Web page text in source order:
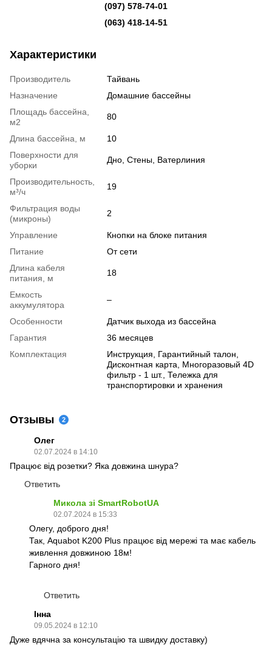
(097) 578-74-01
(063) 418-14-51
Характеристики
Производитель
Тайвань
Назначение
Домашние бассейны
Площадь бассейна,
м2
80
Длина бассейна, м
10
Поверхности для
уборки
Дно, Стены, Ватерлиния
Производительность,
м³/ч
19
Фильтрация воды
(микроны)
2
Управление
Кнопки на блоке питания
Питание
От сети
Длина кабеля
питания, м
18
Емкость
аккумулятора
–
Особенности
Датчик выхода из бассейна
Гарантия
36 месяцев
Комплектация
Инструкция, Гарантийный талон,
Дисконтная карта, Многоразовый 4D
фильтр - 1 шт., Тележка для
транспортировки и хранения
Отзывы 2
Олег
02.07.2024 в 14:10
Працює від розетки? Яка довжина шнура?
Ответить
Микола зі SmartRobotUA
02.07.2024 в 15:33
Олегу, доброго дня!
Так, Aquabot K200 Plus працює від мережі та має кабель
живлення довжиною 18м!
Гарного дня!
Ответить
Інна
09.05.2024 в 12:10
Дуже вдячна за консультацію та швидку доставку)